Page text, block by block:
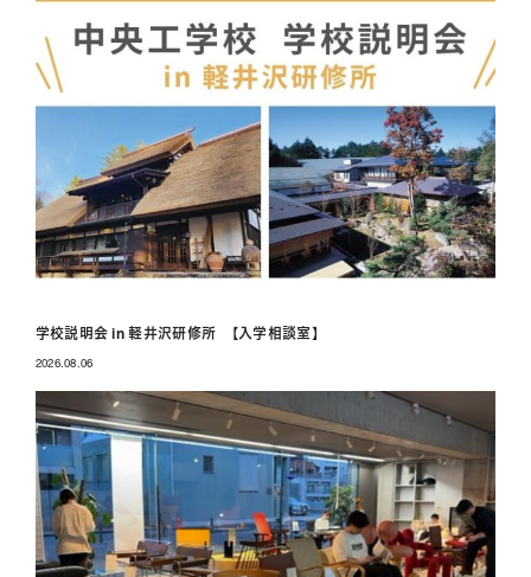
学校説明会 in 軽井沢研修所 【入学相談室】
2026.08.06